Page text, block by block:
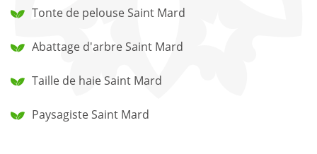
Tonte de pelouse Saint Mard
Abattage d'arbre Saint Mard
Taille de haie Saint Mard
Paysagiste Saint Mard